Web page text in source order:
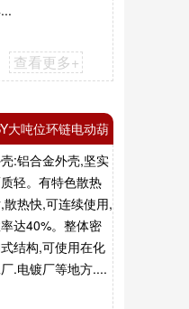
查看更多+
大吨位环链电动葫
芦
:铝合金外壳,坚实
轻。有特色散热
散热快,可连续使用,
达40%。整体密
结构,可使用在化
.电镀厂等地方....